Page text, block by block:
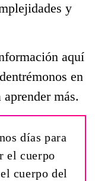
y
aquí
en
más.
días para
el cuerpo
cuerpo del